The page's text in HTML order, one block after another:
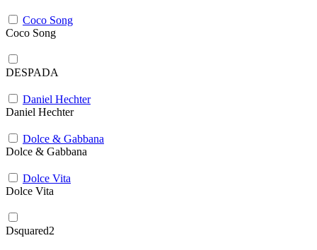
Coco Song
Coco Song
DESPADA
Daniel Hechter
Daniel Hechter
Dolce & Gabbana
Dolce & Gabbana
Dolce Vita
Dolce Vita
Dsquared2